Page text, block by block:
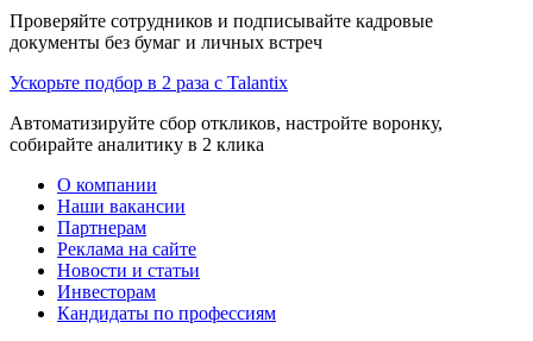
Проверяйте сотрудников и подписывайте кадровые
документы без бумаг и личных встреч
Ускорьте подбор в 2 раза с Talantix
Автоматизируйте сбор откликов, настройте воронку,
собирайте аналитику в 2 клика
О компании
Наши вакансии
Партнерам
Реклама на сайте
Новости и статьи
Инвесторам
Кандидаты по профессиям